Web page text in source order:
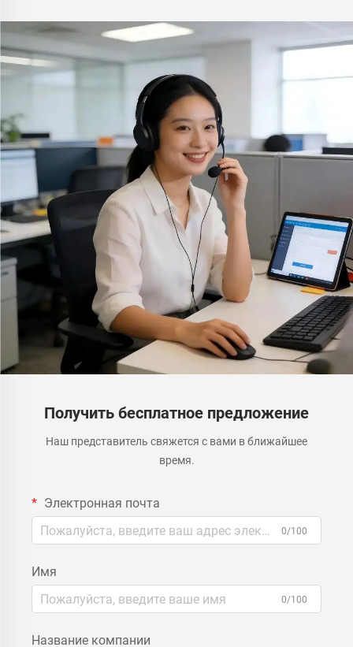
6D
Получить бесплатное предложение
Наш представитель свяжется с вами в ближайшее
время.
Электронная почта
0/100
Имя
0/100
Название компании